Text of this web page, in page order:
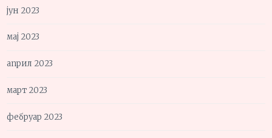
јун 2023
мај 2023
април 2023
март 2023
фебруар 2023